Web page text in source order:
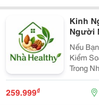
Kinh
Người
Nếu
Kiểm
Trong
Giàu
Với
Gym
259.999₫